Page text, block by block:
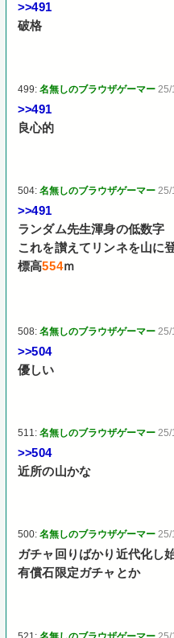
>>491
破格
499:名無しのブラウザゲーマー 25/
>>491
良心的
504:名無しのブラウザゲーマー 25/
>>491
ランダム先生渾身の低数字
これを讃えてリンネを山に
標高554ｍ
508:名無しのブラウザゲーマー 25/
>>504
優しい
511:名無しのブラウザゲーマー 25/
>>504
近所の山かな
500:名無しのブラウザゲーマー 25/
ガチャ回りばかり近代化し
有償石限定ガチャとか